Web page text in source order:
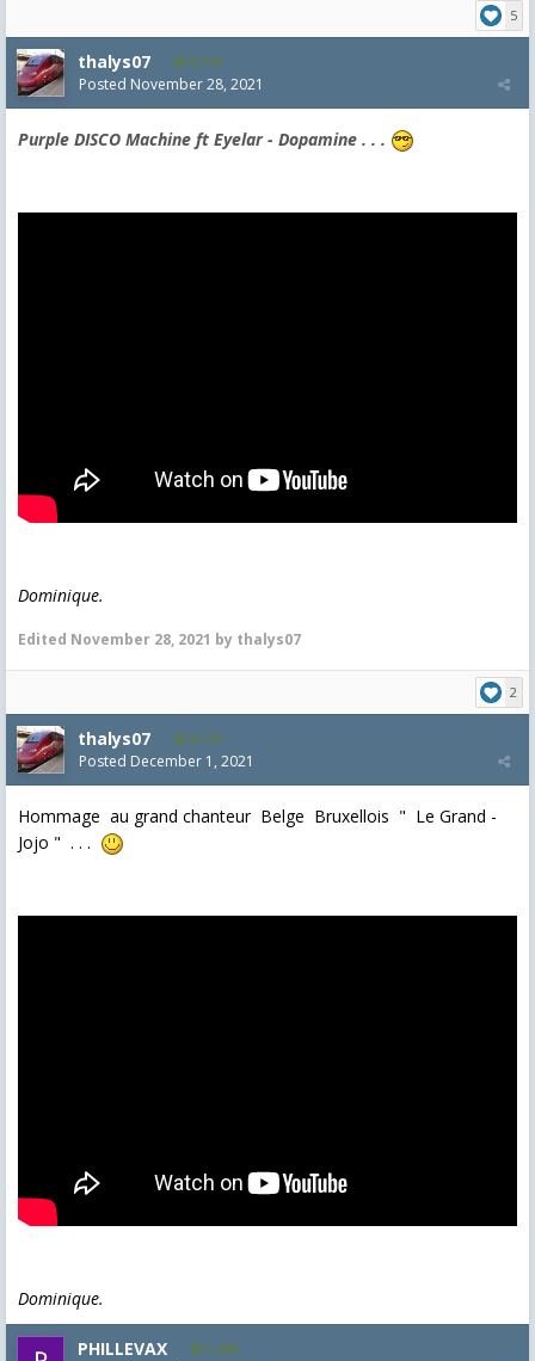
5
thalys07 8,174
Posted November 28, 2021
Purple DISCO Machine ft Eyelar - Dopamine . . .
Dominique.
Edited November 28, 2021 by thalys07
2
thalys07 8,174
Posted December 1, 2021
Hommage au grand chanteur Belge Bruxellois " Le Grand -
Jojo " . . .
Dominique.
PHILLEVAX 1,405